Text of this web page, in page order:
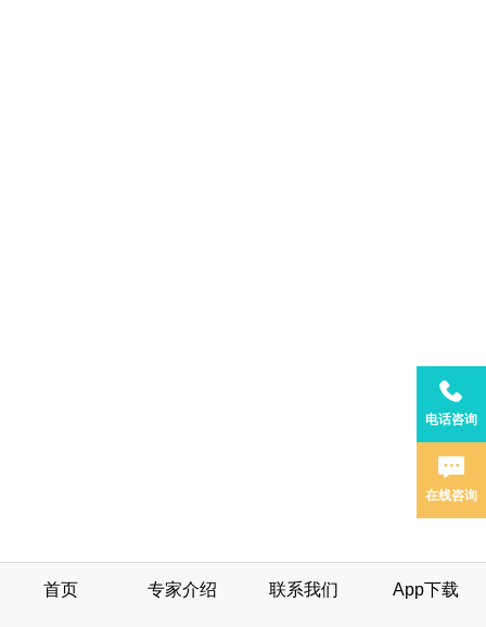
电话咨询
在线咨询
首页 专家介绍 联系我们 App下载